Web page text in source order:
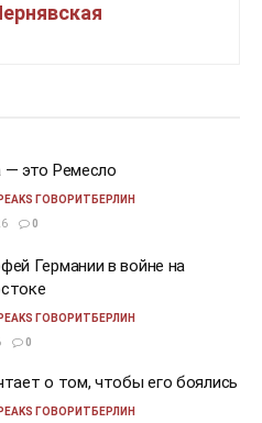
— это Ремесло
ГОВОРИТБЕРЛИН
0
Германии в войне на
ГОВОРИТБЕРЛИН
0
о том, чтобы его боялись
ГОВОРИТБЕРЛИН